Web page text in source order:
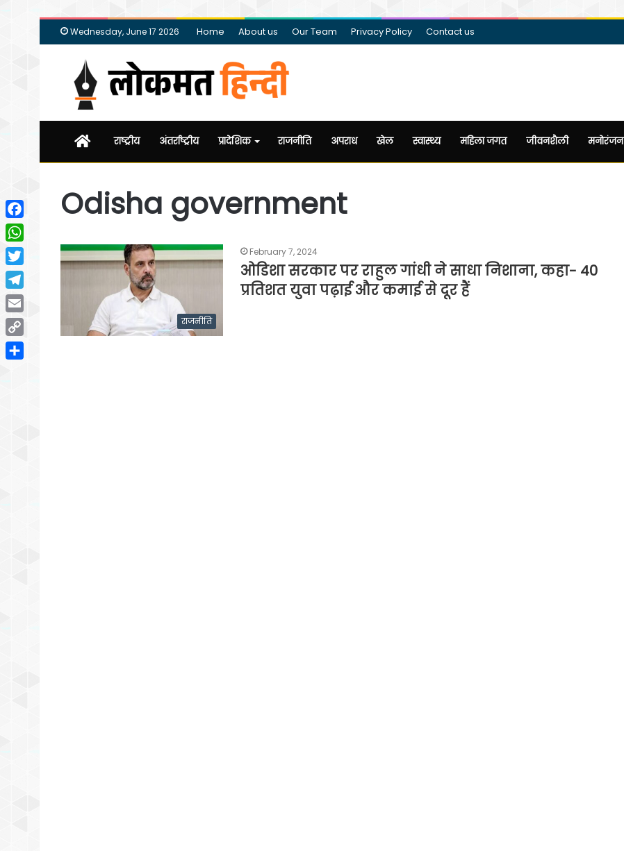
Wednesday, June 17 2026 Home About us Our Team Privacy Policy Contact us
Homeराष्ट्रीय अंतर्राष्ट्रीय प्रादेशिक राजनीति अपराध खेल स्वास्थ्य महिला जगत जीवनशैली मनोरंजन
Odisha government
राजनीति
February 7, 2024
ओडिशा सरकार पर राहुल गांधी ने साधा निशाना, कहा- 40
प्रतिशत युवा पढ़ाई और कमाई से दूर हैं
Facebook
WhatsApp
Twitter
Telegram
Email
Copy
Link